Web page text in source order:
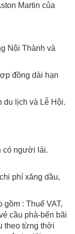
Martin của
Nội Thành và
đồng dài hạn
du lịch và Lễ Hội.
có người lái.
phí xăng dầu,
gồm : Thuế VAT,
cầu phà-bến bãi
theo từng thời